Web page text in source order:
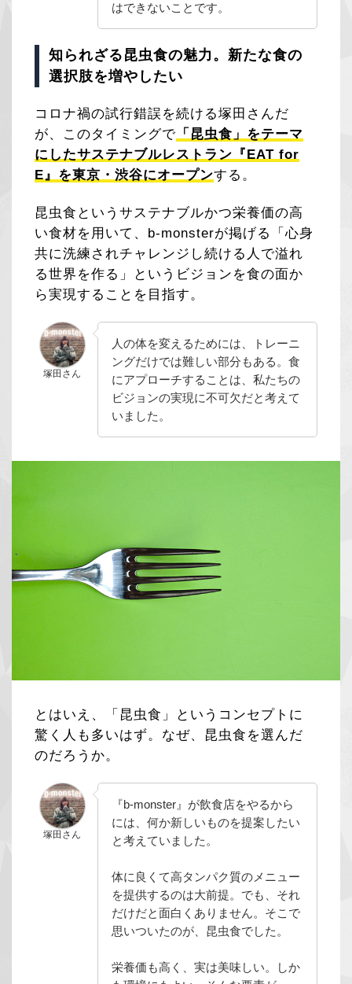
はできないことです。
知られざる昆虫食の魅力。新たな食の
選択肢を増やしたい
コロナ禍の試行錯誤を続ける塚田さんだ
が、このタイミングで 「昆虫食」をテーマ
にしたサステナブルレストラン『EAT for
E』を東京・渋谷にオープンする。
昆虫食というサステナブルかつ栄養価の高
い食材を用いて、b-monsterが掲げる「心身
共に洗練されチャレンジし続ける人で溢れ
る世界を作る」というビジョンを食の面か
ら実現することを目指す。
塚田さん
人の体を変えるためには、トレーニ
ングだけでは難しい部分もある。食
にアプローチすることは、私たちの
ビジョンの実現に不可欠だと考えて
いました。
とはいえ、「昆虫食」というコンセプトに
驚く人も多いはず。なぜ、昆虫食を選んだ
のだろうか。
塚田さん
『b-monster』が飲食店をやるから
には、何か新しいものを提案したい
と考えていました。
体に良くて高タンパク質のメニュー
を提供するのは大前提。でも、それ
だけだと面白くありません。そこで
思いついたのが、昆虫食でした。
栄養価も高く、実は美味しい。しか